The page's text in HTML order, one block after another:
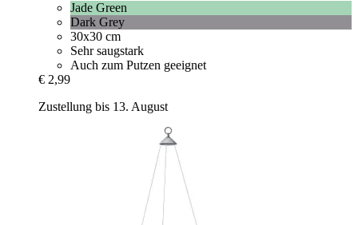
Jade Green
Dark Grey
30x30 cm
Sehr saugstark
Auch zum Putzen geeignet
€ 2,99
Zustellung bis 13. August